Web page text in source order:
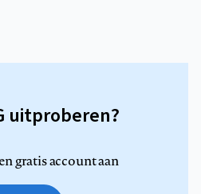
uitproberen?
gratis account aan